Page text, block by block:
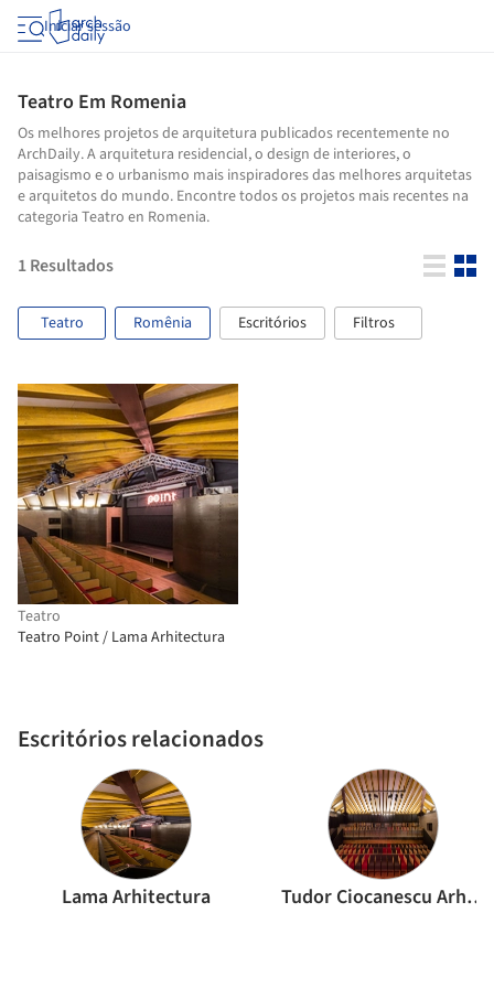
Iniciar sessão
Teatro Em Romenia
Os melhores projetos de arquitetura publicados recentemente no
ArchDaily. A arquitetura residencial, o design de interiores, o
paisagismo e o urbanismo mais inspiradores das melhores arquitetas
e arquitetos do mundo. Encontre todos os projetos mais recentes na
categoria Teatro en Romenia.
1Resultados
Teatro Romênia Escritórios Filtros
Teatro
Teatro Point / Lama Arhitectura
Escritórios relacionados
Lama Arhitectura Tudor Ciocanescu Arhitect